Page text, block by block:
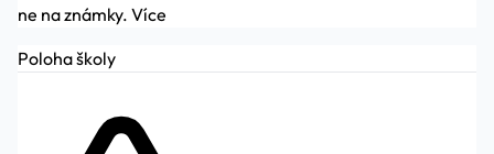
ne na známky. Více
Poloha školy